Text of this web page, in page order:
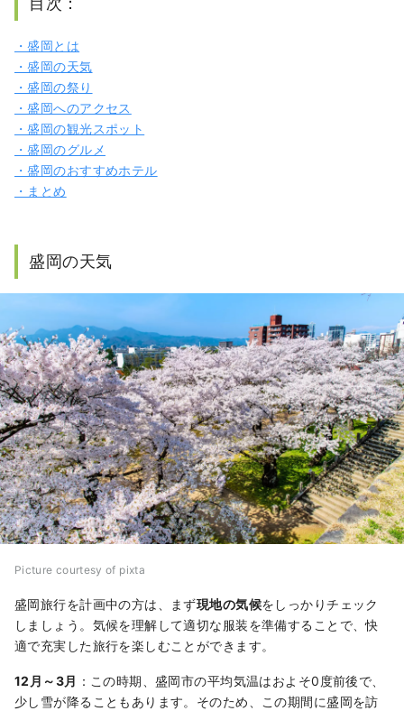
・盛岡とは
・盛岡の天気
・盛岡の祭り
・盛岡へのアクセス
・盛岡の観光スポット
・盛岡のグルメ
・盛岡のおすすめホテル
・まとめ
盛岡の天気
Picture courtesy of pixta
盛岡旅行を計画中の方は、まず現地の気候をしっかりチェック
しましょう。気候を理解して適切な服装を準備することで、快
適で充実した旅行を楽しむことができます。
12月～3月 ：この時期、盛岡市の平均気温はおよそ0度前後で、
少し雪が降ることもあります。そのため、この期間に盛岡を訪